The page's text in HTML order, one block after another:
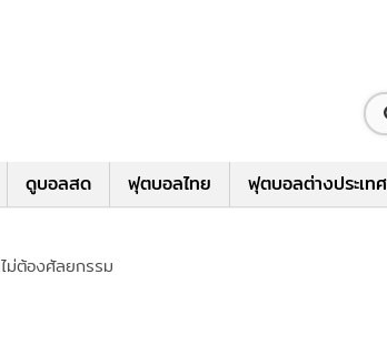
ดูบอลสด ฟุตบอลไทย ฟุตบอลต่างประเทศ
ม่ต้องศัลยกรรม